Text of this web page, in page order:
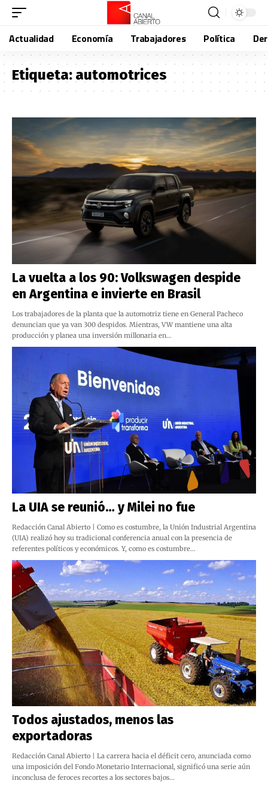
Actualidad Economía Trabajadores Política
Etiqueta:automotrices
La vuelta a los 90: Volkswagen despide
en Argentina e invierte en Brasil
Los trabajadores de la planta que la automotriz tiene en General Pacheco
denuncian que ya van 300 despidos. Mientras, VW mantiene una alta
producción y planea una inversión millonaria en…
La UIA se reunió… y Milei no fue
Redacción Canal Abierto | Como es costumbre, la Unión Industrial Argentina
(UIA) realizó hoy su tradicional conferencia anual con la presencia de
referentes políticos y económicos. Y, como es costumbre…
Todos ajustados, menos las
exportadoras
Redacción Canal Abierto | La carrera hacia el déficit cero, anunciada como
una imposición del Fondo Monetario Internacional, significó una serie aún
inconclusa de feroces recortes a los sectores bajos…